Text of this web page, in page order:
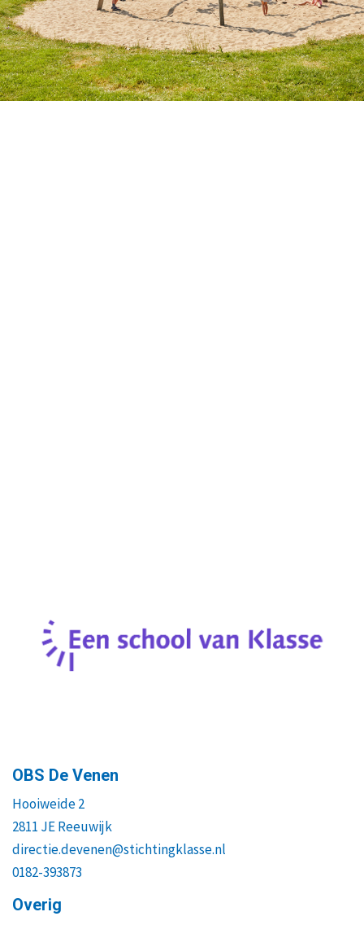
OBS De Venen
Hooiweide 2
2811 JE Reeuwijk
directie.devenen@stichtingklasse.nl
0182-393873
Overig